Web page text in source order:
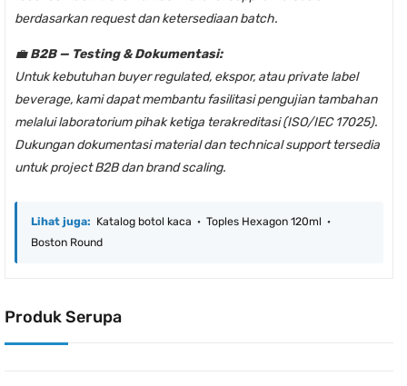
berdasarkan request dan ketersediaan batch.
💼B2B — Testing & Dokumentasi:
Untuk kebutuhan buyer regulated, ekspor, atau private label
beverage, kami dapat membantu fasilitasi pengujian tambahan
melalui laboratorium pihak ketiga terakreditasi (ISO/IEC 17025).
Dukungan dokumentasi material dan technical support tersedia
untuk project B2B dan brand scaling.
Lihat juga: Katalog botol kaca ·Toples Hexagon 120ml ·
Boston Round
Produk Serupa